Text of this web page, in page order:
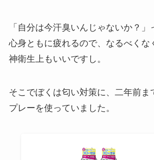
「自分は今汗臭いんじゃないか？」
心身ともに疲れるので、なるべくな
神衛生上もいいですし。
そこでぼくは匂い対策に、二年前ま
プレーを使っていました。